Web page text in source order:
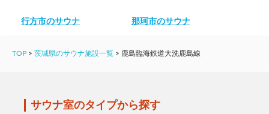
行方市のサウナ 那珂市のサウナ
TOP > 茨城県のサウナ施設一覧 > 鹿島臨海鉄道大洗鹿島線
サウナ室のタイプから探す